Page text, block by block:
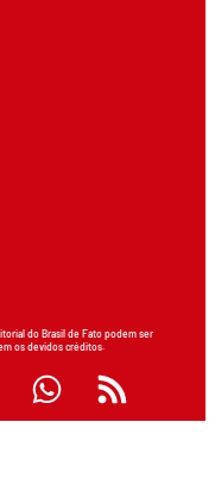
do Brasil de Fato podem ser
os devidos créditos.